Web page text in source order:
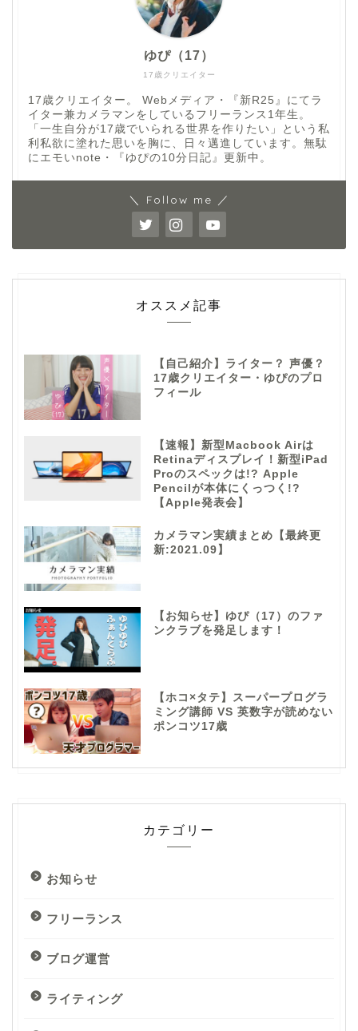
17歳クリエイター
ゆぴ（17）
17歳クリエイター。 Webメディア・『新R25』にてラ
イター兼カメラマンをしているフリーランス1年生。
「一生自分が17歳でいられる世界を作りたい」という私
利私欲に塗れた思いを胸に、日々邁進しています。無駄
にエモいnote・『ゆぴの10分日記』更新中。
＼ Follow me ／
オススメ記事
【自己紹介】ライター？ 声優？
17歳クリエイター・ゆぴのプロ
フィール
【速報】新型Macbook Airは
Retinaディスプレイ！新型iPad
Proのスペックは!? Apple
Pencilが本体にくっつく!?
【Apple発表会】
カメラマン実績まとめ【最終更
新:2021.09】
【お知らせ】ゆぴ（17）のファ
ンクラブを発足します！
【ホコ×タテ】スーパープログラ
ミング講師 VS 英数字が読めない
ポンコツ17歳
カテゴリー
お知らせ
フリーランス
ブログ運営
ライティング